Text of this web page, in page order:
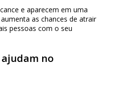
e aparecem em uma
as chances de atrair
pessoas com o seu
no